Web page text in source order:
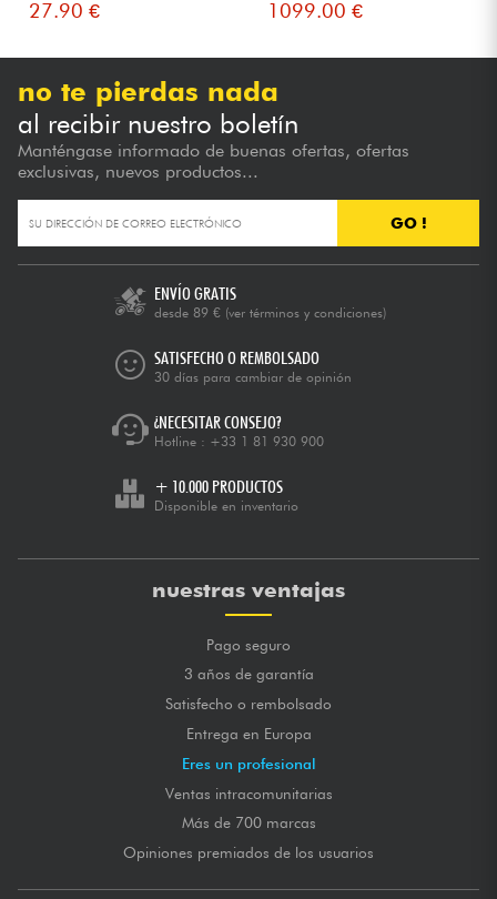
MEHDI Z.
Parfait fait le job, je suis satisfait
MARCA GLOBAL ★★★ ★ ★
★★★ ★ ★
27.90 € 1099.00 €
no te pierdas nada
al recibir nuestro boletín
Manténgase informado de buenas ofertas, ofertas
exclusivas, nuevos productos...
GO !
ENVÍO GRATIS
desde 89 € (ver términos y condiciones)
SATISFECHO O REMBOLSADO
30 días para cambiar de opinión
¿NECESITAR CONSEJO?
Hotline : +33 1 81 930 900
+ 10.000 PRODUCTOS
Disponible en inventario
nuestras ventajas
Pago seguro
3 años de garantía
Satisfecho o rembolsado
Entrega en Europa
Eres un profesional
Ventas intracomunitarias
Más de 700 marcas
Opiniones premiados de los usuarios